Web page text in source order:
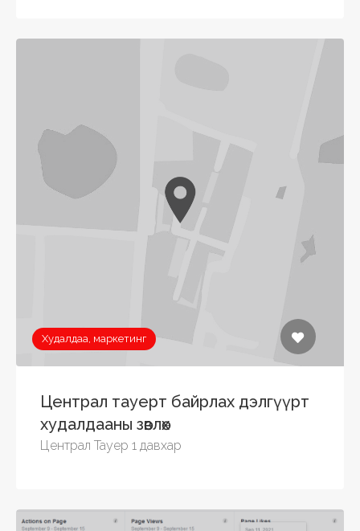
Худалдаа, маркетинг
Централ тауерт байрлах дэлгүүрт
худалдааны зөвлөх
Централ Тауер 1 давхар